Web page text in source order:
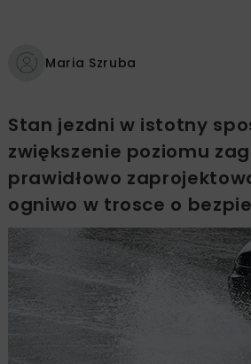
Maria Szruba
Stan jezdni w istotny
zwiększenie poziomu
prawidłowo
ogniwo w trosce o